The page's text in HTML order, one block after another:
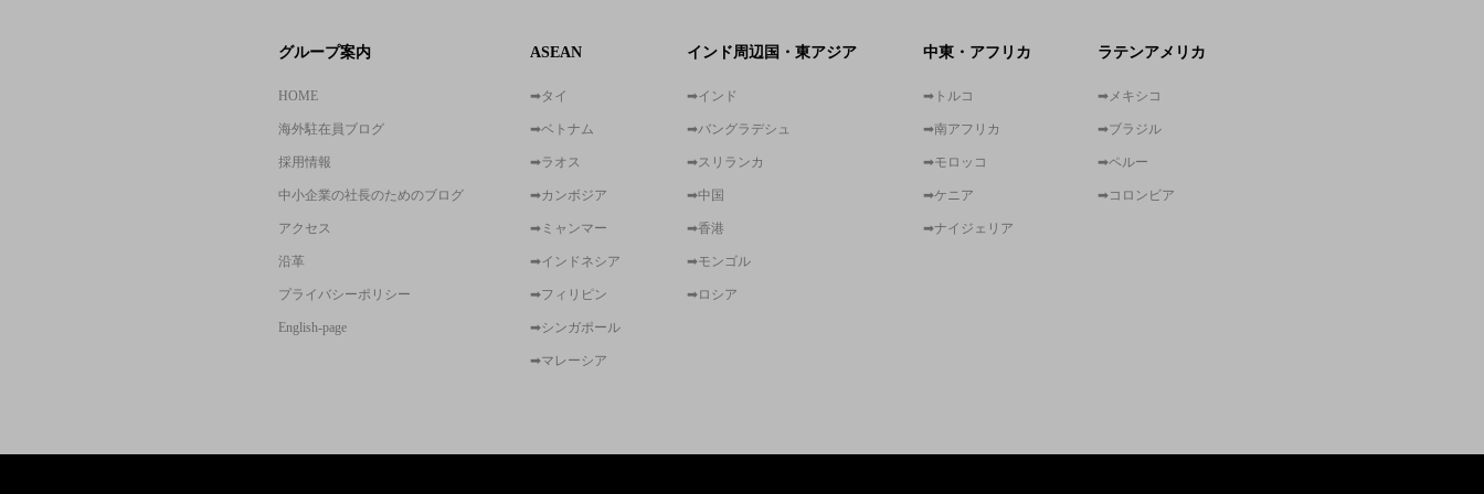
グループ案内
HOME
海外駐在員ブログ
採用情報
中小企業の社長のためのブログ
アクセス
沿革
プライバシーポリシー
English-page
ASEAN
➡タイ
➡ベトナム
➡ラオス
➡カンボジア
➡ミャンマー
➡インドネシア
➡フィリピン
➡シンガポール
➡マレーシア
インド周辺国・東アジア
➡インド
➡バングラデシュ
➡スリランカ
➡中国
➡香港
➡モンゴル
➡ロシア
中東・アフリカ
➡トルコ
➡南アフリカ
➡モロッコ
➡ケニア
➡ナイジェリア
ラテンアメリカ
➡メキシコ
➡ブラジル
➡ペルー
➡コロンビア